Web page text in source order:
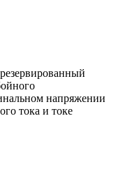
напряжении
тока и токе